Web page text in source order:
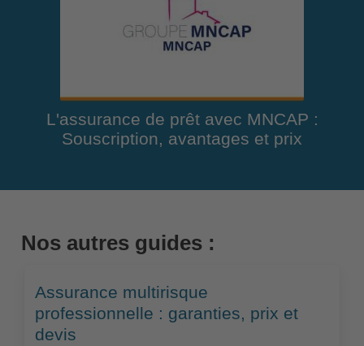
L'assurance de prêt avec MNCAP :
Souscription, avantages et prix
Nos autres guides :
Assurance multirisque
professionnelle : garanties, prix et
devis